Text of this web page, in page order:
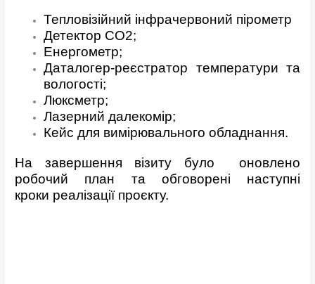
Тепловізійний інфрачервоний пірометр
Детектор CO2;
Енергометр;
Даталогер-реєстратор температури та
вологості;
Люксметр;
Лазерний далекомір;
Кейс для вимірювального обладнання.
На завершення візиту було оновлено
робочий план та обговорені наступні
кроки реалізації проєкту.